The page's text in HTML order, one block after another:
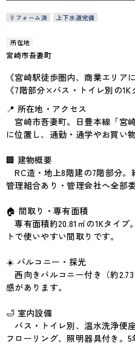
リフォーム済 上下水道完備
所在地
宮崎市吾妻町
《宮崎駅徒歩圏内、商業エリア
《7階部分×バス・トイレ別の1K
📍 所在地・アクセス
宮崎市吾妻町。日豊本線「宮
に位置し、通勤・通学やお買い
🏢 建物概要
RC造・地上8階建の7階部分。
管理組合あり・管理会社へ全部
🏠 間取り・専有面積
専有面積約20.81㎡の1Kタイプ
トで使いやすい間取りです。
☀️ バルコニー・採光
西向きバルコニー付き（約
感があります。
🛁 室内設備
バス・トイレ別、温水洗浄便
フローリング、照明器具付き。